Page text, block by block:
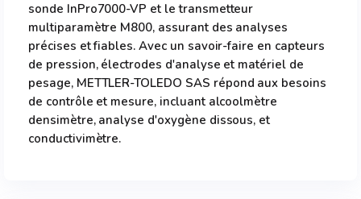
sonde InPro7000-VP et le transmetteur
multiparamètre M800, assurant des analyses
précises et fiables. Avec un savoir-faire en capteurs
de pression, électrodes d'analyse et matériel de
pesage, METTLER-TOLEDO SAS répond aux besoins
de contrôle et mesure, incluant alcoolmètre
densimètre, analyse d'oxygène dissous, et
conductivimètre.